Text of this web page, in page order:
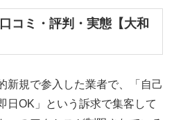
コミ・評判・実態【大和
新規で参入した業者で、「自己
日OK」という訴求で集客して